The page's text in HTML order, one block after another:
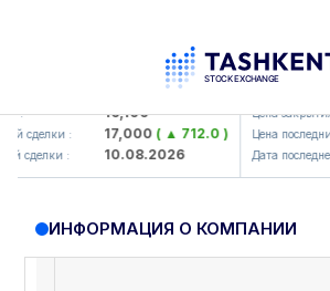
: 16,100
сделки : 17,000( ▲ 712.0 )
сделки : 10.08.2026
KFSK
Цена закрытия :
Цена
Дата
ИНФОРМАЦИЯ О КОМПАНИИ